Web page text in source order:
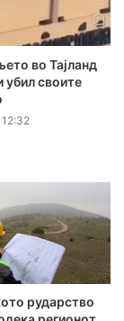
во Тајланд
убил своите
рударство